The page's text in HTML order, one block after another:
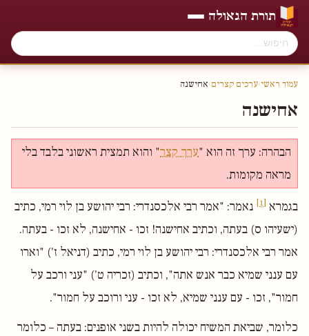
תורת הגאולה
עמוד ראשי›ערכים קצרים›אחישנה
אחישנה
הבהרה: ערך זה הוא "ערך קצר" והוא תמצית ראשוני בלבד בלי
מראה מקומות.
בגמרא [1]
נאמר: "אמר רבי אלכסנדרי: רבי יהושע בן לוי רמי, כתיב
(ישעיהו ס) בעתה, וכתיב אחישנה! זכו - אחישנה, לא זכו - בעתה.
אמר רבי אלכסנדרי: רבי יהושע בן לוי רמי, כתיב (דניאל ז') "וארו
עם ענני שמיא כבר אנש אתה", וכתיב (זכריה ט') "עני ורכב על
חמור", זכו - עם ענני שמיא, לא זכו - עני ורוכב על חמור".
כלומר, שביאת המשיח יכולה להיות בשני אופנים: בעתה – כלומר